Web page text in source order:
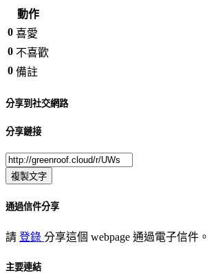
動作
0 喜愛
0 不喜歡
0 備註
分享到社交網路
分享鏈接
複製文字
通過信件分享
請 登錄 分享這個 webpage 通過電子信件。
主要連結